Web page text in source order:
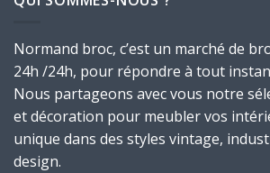
Normand broc, c’est un marché de
24h /24h, pour répondre à tout
Nous partageons avec vous notre
et décoration pour meubler vos
unique dans des styles vintage,
design.